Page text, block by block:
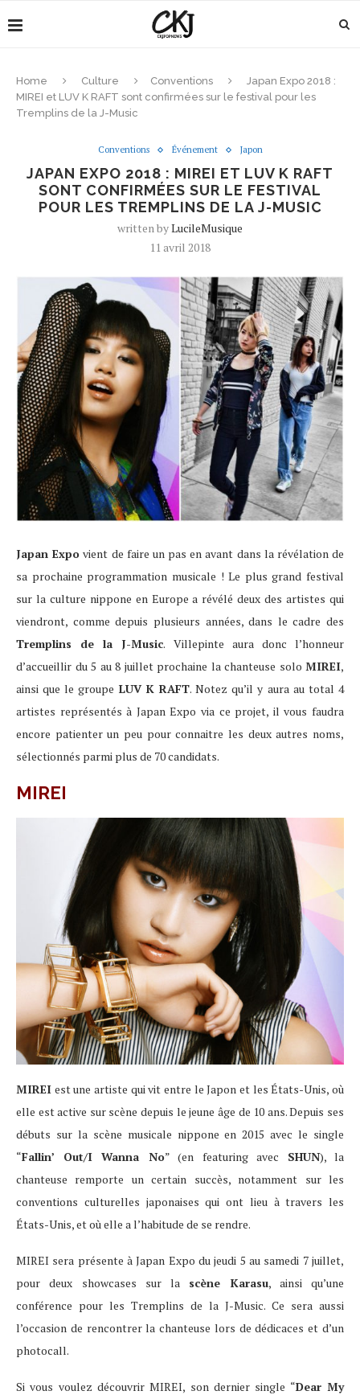
Home Culture Conventions
Japan Expo 2018 :
MIREI et LUV K RAFT sont confirmées sur le festival pour les
Tremplins de la J-Music
Conventions Événement Japon
JAPAN EXPO 2018 : MIREI ET LUV K RAFT
SONT CONFIRMÉES SUR LE FESTIVAL
POUR LES TREMPLINS DE LA J-MUSIC
written byLucileMusique
11 avril 2018
Japan Expo vient de faire un pas en avant dans la révélation de
sa prochaine programmation musicale ! Le plus grand festival
sur la culture nippone en Europe a révélé deux des artistes qui
viendront, comme depuis plusieurs années, dans le cadre des
Tremplins de la J-Music. Villepinte aura donc l’honneur
d’accueillir du 5 au 8 juillet prochaine la chanteuse solo MIREI,
ainsi que le groupe LUV K RAFT. Notez qu’il y aura au total 4
artistes représentés à Japan Expo via ce projet, il vous faudra
encore patienter un peu pour connaitre les deux autres noms,
sélectionnés parmi plus de 70 candidats.
MIREI
MIREI est une artiste qui vit entre le Japon et les États-Unis, où
elle est active sur scène depuis le jeune âge de 10 ans. Depuis ses
débuts sur la scène musicale nippone en 2015 avec le single
“Fallin’ Out/I Wanna No” (en featuring avec SHUN), la
chanteuse remporte un certain succès, notamment sur les
conventions culturelles japonaises qui ont lieu à travers les
États-Unis, et où elle a l’habitude de se rendre.
MIREI sera présente à Japan Expo du jeudi 5 au samedi 7 juillet,
pour deux showcases sur la scène Karasu, ainsi qu’une
conférence pour les Tremplins de la J-Music. Ce sera aussi
l’occasion de rencontrer la chanteuse lors de dédicaces et d’un
photocall.
Si vous voulez découvrir MIREI, son dernier single “Dear My